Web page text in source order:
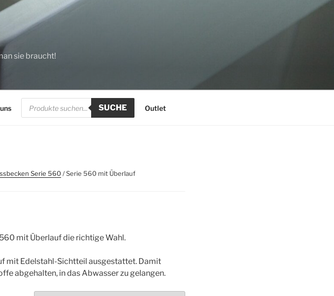
sie braucht!
Products
search
SUCHE Outlet
Serie 560 / Serie 560 mit Überlauf
mit Überlauf die richtige Wahl.
mit Edelstahl-Sichtteil ausgestattet. Damit
abgehalten, in das Abwasser zu gelangen.